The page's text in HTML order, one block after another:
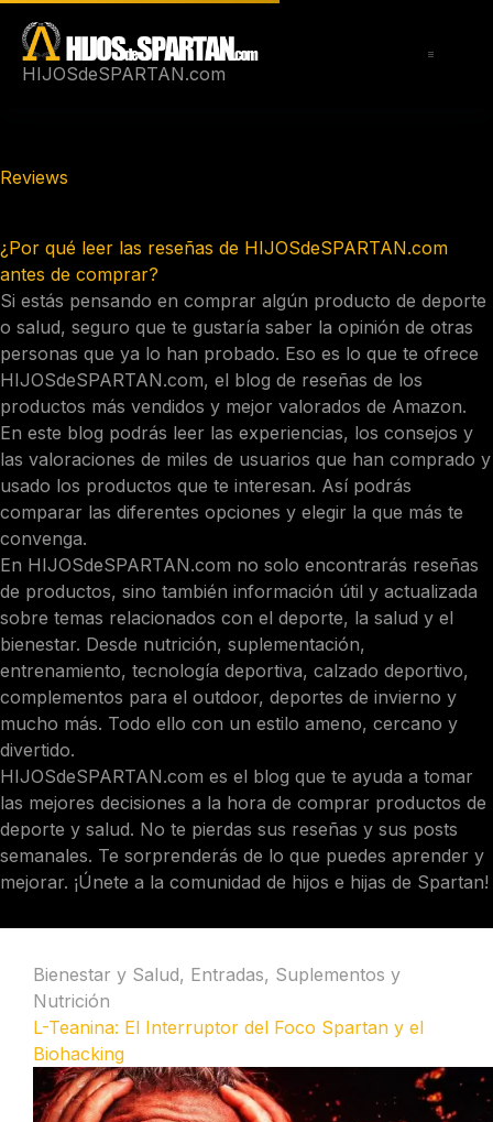
contenido
HIJOSdeSPARTAN.com
Reviews
¿Por qué leer las reseñas de HIJOSdeSPARTAN.com
antes de comprar?
Si estás pensando en comprar algún producto de deporte
o salud, seguro que te gustaría saber la opinión de otras
personas que ya lo han probado. Eso es lo que te ofrece
HIJOSdeSPARTAN.com, el blog de reseñas de los
productos más vendidos y mejor valorados de Amazon.
En este blog podrás leer las experiencias, los consejos y
las valoraciones de miles de usuarios que han comprado y
usado los productos que te interesan. Así podrás
comparar las diferentes opciones y elegir la que más te
convenga.
En HIJOSdeSPARTAN.com no solo encontrarás reseñas
de productos, sino también información útil y actualizada
sobre temas relacionados con el deporte, la salud y el
bienestar. Desde nutrición, suplementación,
entrenamiento, tecnología deportiva, calzado deportivo,
complementos para el outdoor, deportes de invierno y
mucho más. Todo ello con un estilo ameno, cercano y
divertido.
HIJOSdeSPARTAN.com es el blog que te ayuda a tomar
las mejores decisiones a la hora de comprar productos de
deporte y salud. No te pierdas sus reseñas y sus posts
semanales. Te sorprenderás de lo que puedes aprender y
mejorar. ¡Únete a la comunidad de hijos e hijas de Spartan!
Bienestar y Salud, Entradas, Suplementos y
Nutrición
L-Teanina: El Interruptor del Foco Spartan y el
Biohacking